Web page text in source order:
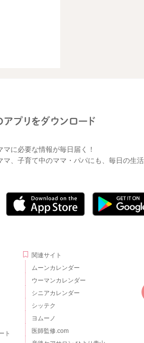
に必要な情報が毎日届く！
、子育て中のママ・パパにも、毎日の生
ト
関連サイト
ムーンカレンダー
ウーマンカレンダー
シニアカレンダー
シッテク
ヨムーノ
医師監修.com